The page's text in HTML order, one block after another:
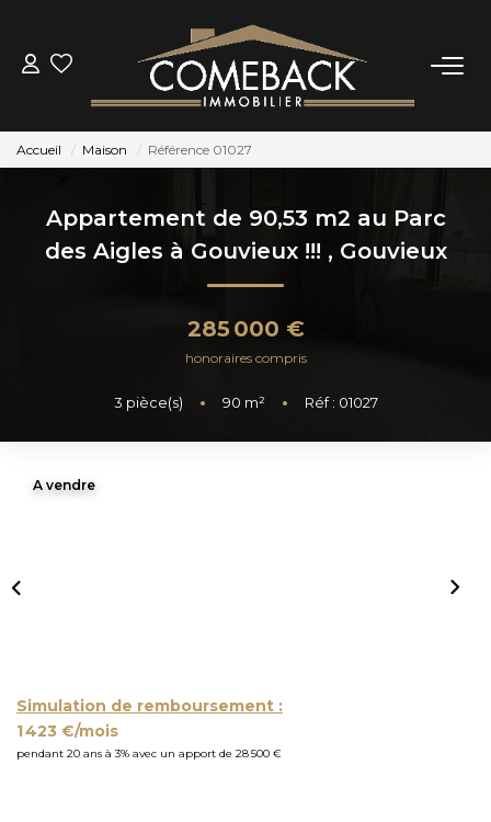
ACHETER
LOUER
ESTIMER
BIENS VENDUS
CONTACT
Accueil Maison Référence 01027
Appartement de 90,53 m2 au Parc
des Aigles à Gouvieux !!! , Gouvieux
285 000 €
honoraires compris
3 pièce(s) • 90 m² • Réf : 01027
A vendre
Simulation de remboursement :
1 423 €/mois
pendant 20 ans à 3% avec un apport de 28 500 €